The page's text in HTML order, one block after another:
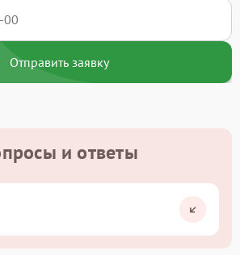
Отправить заявку
и ответы